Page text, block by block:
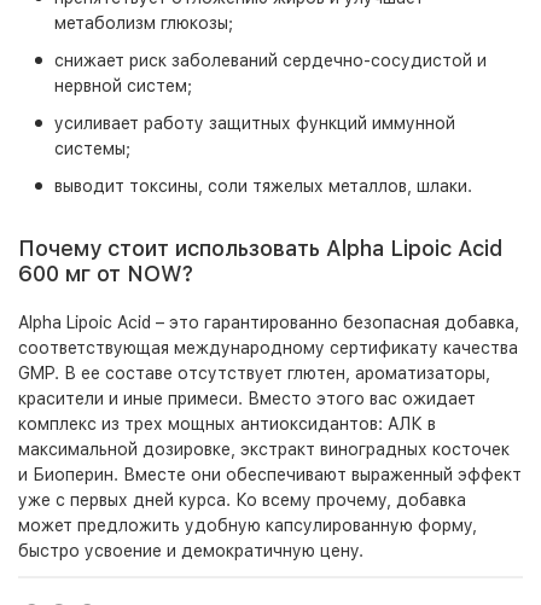
метаболизм глюкозы;
снижает риск заболеваний сердечно-сосудистой и
нервной систем;
усиливает работу защитных функций иммунной
системы;
выводит токсины, соли тяжелых металлов, шлаки.
Почему стоит использовать Alpha Lipoic Acid
600 мг от NOW?
Alpha Lipoic Acid – это гарантированно безопасная добавка,
соответствующая международному сертификату качества
GMP. В ее составе отсутствует глютен, ароматизаторы,
красители и иные примеси. Вместо этого вас ожидает
комплекс из трех мощных антиоксидантов: АЛК в
максимальной дозировке, экстракт виноградных косточек
и Биоперин. Вместе они обеспечивают выраженный эффект
уже с первых дней курса. Ко всему прочему, добавка
может предложить удобную капсулированную форму,
быстро усвоение и демократичную цену.